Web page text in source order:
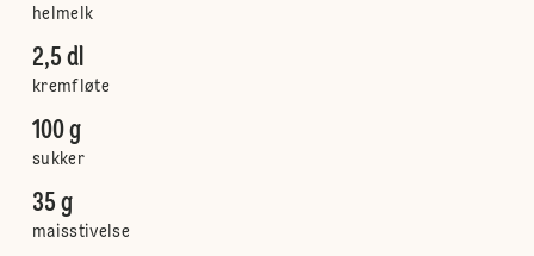
helmelk
2,5 dl
kremfløte
100 g
sukker
35 g
maisstivelse